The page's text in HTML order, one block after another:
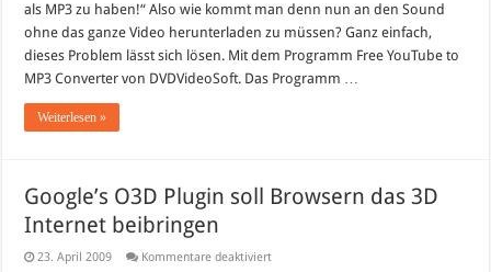
als MP3 zu haben!“ Also wie kommt man denn nun an den Sound
ohne das ganze Video herunterladen zu müssen? Ganz einfach,
dieses Problem lässt sich lösen. Mit dem Programm Free YouTube to
MP3 Converter von DVDVideoSoft. Das Programm …
Weiterlesen »
Google’s O3D Plugin soll Browsern das 3D
Internet beibringen
23. April 2009 Kommentare deaktiviertfür